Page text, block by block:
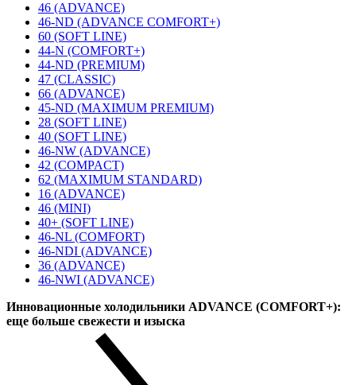
46 (ADVANCE)
46-ND (ADVANCE COMFORT+)
60 (SOFT LINE)
44-N (COMFORT+)
44-ND (PREMIUM)
47 (CLASSIC)
66 (ADVANCE)
45-ND (MAXIMUM PREMIUM)
28 (SOFT LINE)
40 (SOFT LINE)
46-NW (ADVANCE)
42 (COMPACT)
62 (MAXIMUM STANDARD)
16 (ADVANCE)
46 (MINI)
40+ (SOFT LINE)
46-NL (COMFORT)
46-NDI (ADVANCE)
36 (ADVANCE)
46-NWI (ADVANCE)
Инновационные холодильники ADVANCE (COMFORT+):
еще больше свежести и изыска